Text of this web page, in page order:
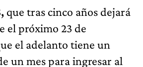
que tras cinco años dejará
el próximo 23 de
el adelanto tiene un
un mes para ingresar al